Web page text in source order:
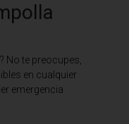
No te preocupes,
en cualquier
emergencia